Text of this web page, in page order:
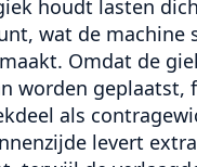
houdt lasten
wat de machine
Omdat de
worden geplaatst,
als
levert